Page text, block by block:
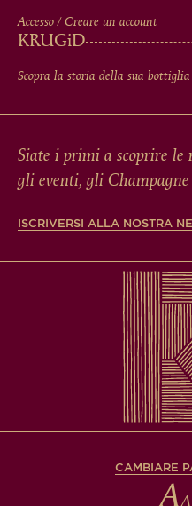
Accesso / Creare un account
KRUGiD
Scopra la storia della sua bottiglia
Siate i primi a scoprire le
gli eventi, gli
ISCRIVERSI ALLA NOSTRA
CAMBIARE